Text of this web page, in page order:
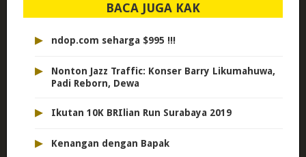
BACA JUGA KAK
▸ ndop.com seharga $995 !!!
▸
Nonton Jazz Traffic: Konser Barry Likumahuwa,
Padi Reborn, Dewa
▸ Ikutan 10K BRIlian Run Surabaya 2019
▸ Kenangan dengan Bapak